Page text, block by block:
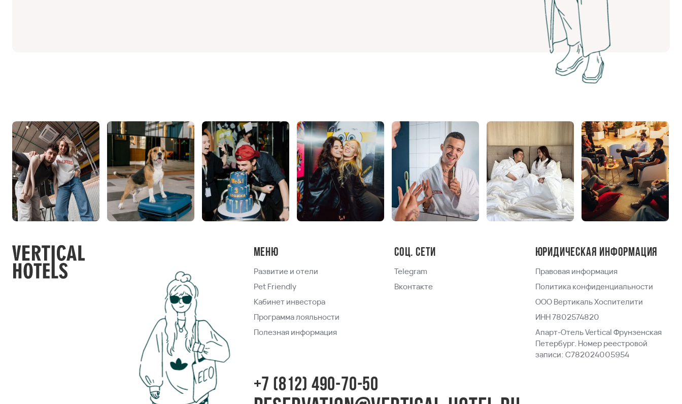
Меню
Развитие и отели
Pet Friendly
Кабинет инвестора
Программа лояльности
Полезная информация
Соц. сети
Telegram
Вконтакте
Юридическая информация
Правовая информация
Политика конфиденциальности
ООО Вертикаль Хоспителити
ИНН 7802574820
Апарт-Отель Vertical Фрунзенская
Петербург. Номер реестровой
записи: С782024005954
+7 (812) 490-70-50